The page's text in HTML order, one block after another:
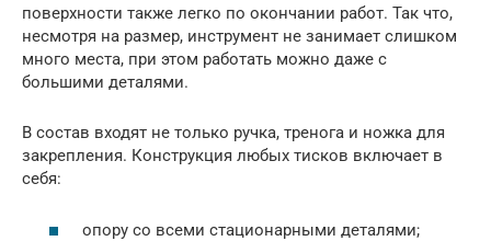
поверхности также легко по окончании работ. Так что,
несмотря на размер, инструмент не занимает слишком
много места, при этом работать можно даже с
большими деталями.
В состав входят не только ручка, тренога и ножка для
закрепления. Конструкция любых тисков включает в
себя:
опору со всеми стационарными деталями;